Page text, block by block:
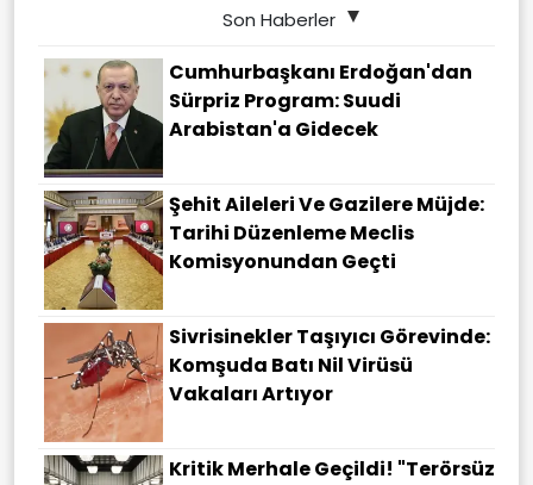
Son Haberler
Cumhurbaşkanı Erdoğan'dan
Sürpriz Program: Suudi
Arabistan'a Gidecek
Şehit Aileleri Ve Gazilere Müjde:
Tarihi Düzenleme Meclis
Komisyonundan Geçti
Sivrisinekler Taşıyıcı Görevinde:
Komşuda Batı Nil Virüsü
Vakaları Artıyor
Kritik Merhale Geçildi! "Terörsüz